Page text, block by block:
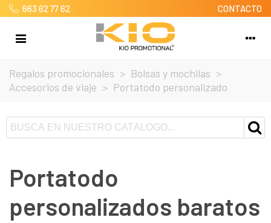
663 62 77 62 CONTACTO
Regalos promocionales > Bolsas y mochilas >
Accesorios de viaje > Portatodo personalizado
Portatodo
personalizados baratos